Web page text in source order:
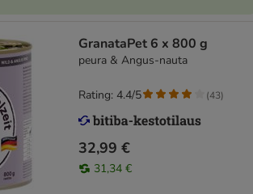
GranataPet 6 x 800 g
peura & Angus-nauta
32,99 €
31,34 €
Rating: 4.4/5 (43)